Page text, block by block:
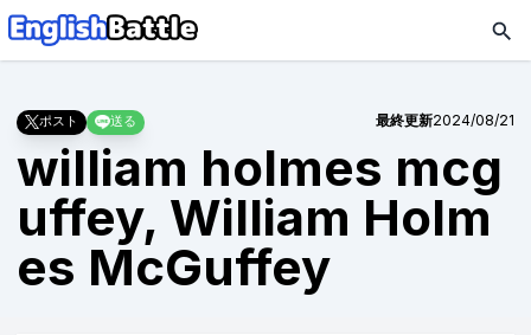
ポスト 送る 最終更新2024/08/21
william holmes mcg
uffey, William Holm
es McGuffey